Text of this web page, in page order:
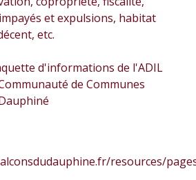
et expulsions, habitat
etc.
d'informations de l'ADIL
de Communes
resources/